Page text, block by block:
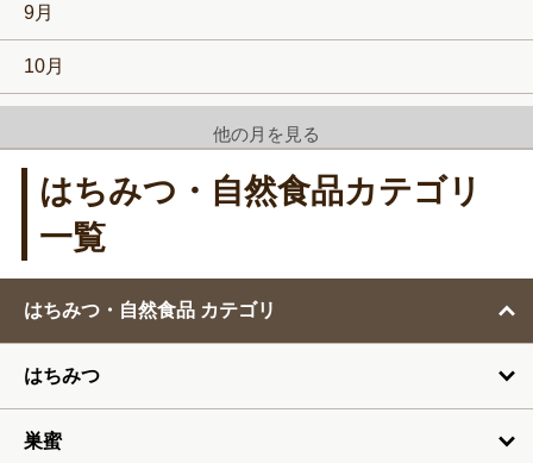
9月
10月
12月
2月
4月
5月
他の月を見る
はちみつ・自然食品カテゴリ
一覧
はちみつ・自然食品 カテゴリ
はちみつ
巣蜜